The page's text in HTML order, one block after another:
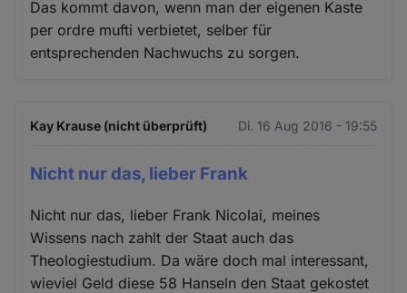
Das kommt davon, wenn man der eigenen Kaste
per ordre mufti verbietet, selber für
entsprechenden Nachwuchs zu sorgen.
Kay Krause (nicht überprüft) Di. 16 Aug 2016 - 19:55
Nicht nur das, lieber Frank
Nicht nur das, lieber Frank Nicolai, meines
Wissens nach zahlt der Staat auch das
Theologiestudium. Da wäre doch mal interessant,
wieviel Geld diese 58 Hanseln den Staat gekostet